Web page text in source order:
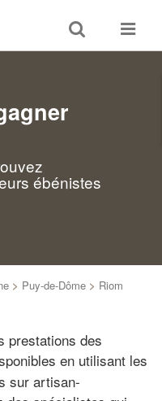
Toggle
search
Toggle
ébénistes
> Puy-de-Dôme > Riom
prestations des
en utilisant les
sur artisan-